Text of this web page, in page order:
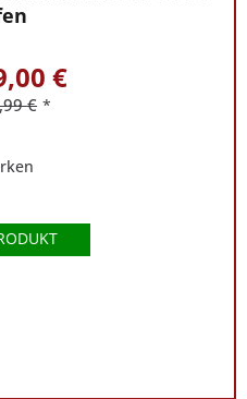
€
€ *